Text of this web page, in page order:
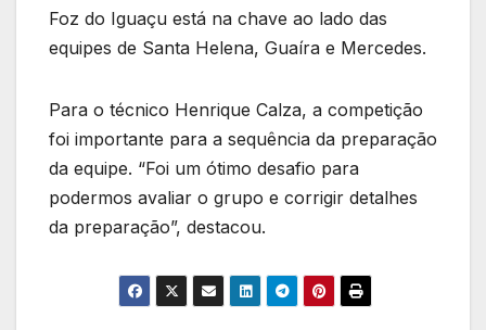
Foz do Iguaçu está na chave ao lado das
equipes de Santa Helena, Guaíra e Mercedes.
Para o técnico Henrique Calza, a competição
foi importante para a sequência da preparação
da equipe. “Foi um ótimo desafio para
podermos avaliar o grupo e corrigir detalhes
da preparação”, destacou.